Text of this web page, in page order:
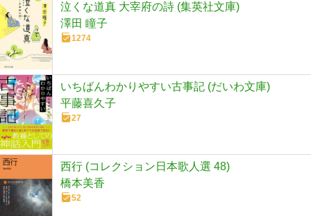
泣くな道真 大宰府の詩 (集英社文庫)
澤田 瞳子
1274
いちばんわかりやすい古事記 (だいわ文庫)
平藤喜久子
27
西行 (コレクション日本歌人選 48)
橋本美香
52